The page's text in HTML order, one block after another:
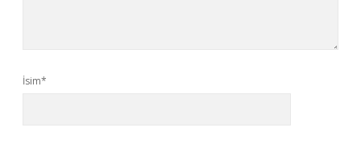
İsim*